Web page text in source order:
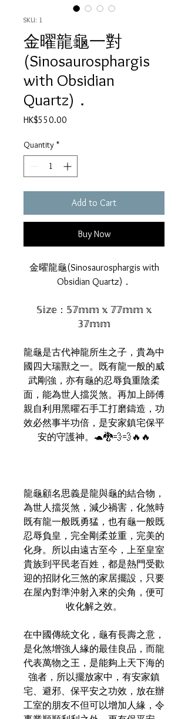
SKU: 1
金曜龍龜一對
(Sinosaurosphargis
with Obsidian
Quartz)．
HK$550.00
Quantity *
Add to Cart
Buy Now
金曜龍龜(Sinosaurosphargis with
Obsidian Quartz)．
𝕊𝕚𝕫𝕖：𝟝𝟟𝕞𝕞 𝕩 𝟟𝟟𝕞𝕞 𝕩
𝟛𝟟𝕞𝕞
龍龜是古代神龍所生之子，貴為中
國四大瑞獸之一。既有龍一般的威
武剛強，亦有龜的忍辱負重陰柔
面，能為世人擋災煞。再加上師傅
親自利用黑曜石手工打磨鑄造，功
效必然事半功倍，是安家鎮宅保平
安的守護神。🐢🐉💨💨🔥🔥
龍龜顧名思義是龍與龜的結合物，
為世人擋災煞，減少禍害，化煞時
既有龍一般既勇猛，也有龜一般既
忍辱負皇，完全剛柔並重，完美的
化身。所以由遠古至今，上至皇室
貴族到平民老百姓，都是熱門受歡
迎的招財化三煞的家居擺設，只要
在屋內對準沖射入來的尖角，便可
收化解之效。
在中國傳統文化，龜有長壽之意，
是化煞增強人緣的最佳良品，而龍
代表萬物之王，是能夠上天下海的
強者，所以擺放家中，有安家鎮
宅、避邪、保平安之功效，放在辦
工室的朋友不但可以增加人緣，令